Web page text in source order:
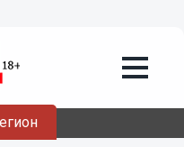
события в
за 11 апреля
новостей